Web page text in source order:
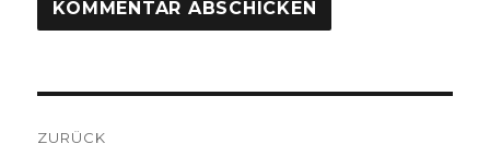
ZURÜCK